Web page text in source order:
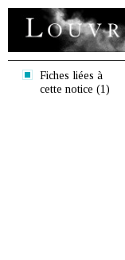
Fiches liées à
cette notice (1)